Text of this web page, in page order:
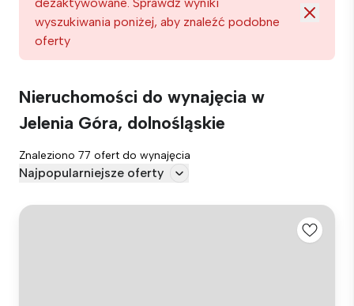
wyszukiwania poniżej, aby znaleźć podobne
oferty
Nieruchomości do wynajęcia w
Jelenia Góra, dolnośląskie
Znaleziono 77 ofert do wynajęcia
Najpopularniejsze oferty